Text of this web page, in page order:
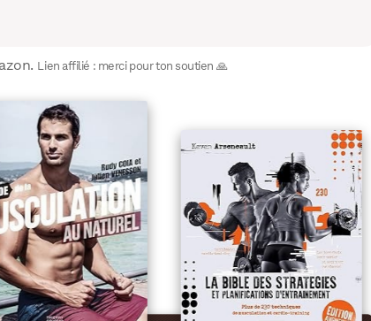
Lien affilié : merci pour ton soutien 🙏